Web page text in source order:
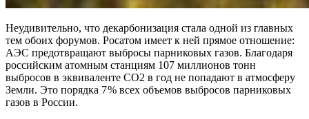
Неудивительно, что декарбонизация стала одной из главных
тем обоих форумов. Росатом имеет к ней прямое отношение:
АЭС предотвращают выбросы парниковых газов. Благодаря
российским атомным станциям 107 миллионов тонн
выбросов в эквиваленте СО2 в год не попадают в атмосферу
Земли. Это порядка 7 % всех объемов выбросов парниковых
газов в России.